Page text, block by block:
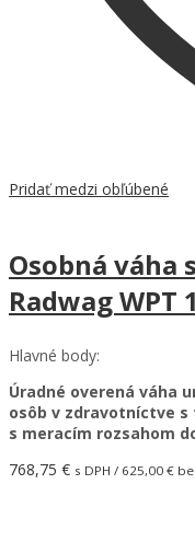
Pridať medzi obľúbené
Osobná váha
Radwag WPT
Hlavné body:
Úradné overená váha
osôb v zdravotníctve s
s meracím rozsahom
768,75 € s DPH / 625,00 €